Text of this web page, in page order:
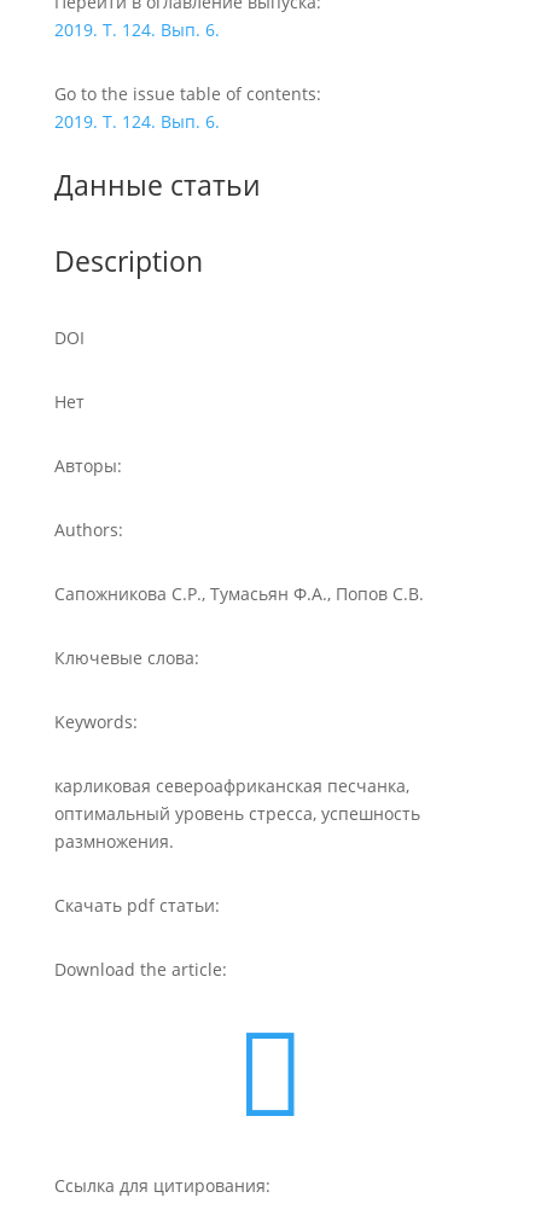
2019. Т. 124. Вып. 6.
Go to the issue table of contents:
2019. Т. 124. Вып. 6.
Данные статьи
Description
DOI
Нет
Авторы:
Authors:
Сапожникова С.Р., Тумасьян Ф.А., Попов С.В.
Ключевые слова:
Keywords:
карликовая североафриканская песчанка,
оптимальный уровень стресса, успешность
размножения.
Скачать pdf статьи:
Download the article:

Ссылка для цитирования: